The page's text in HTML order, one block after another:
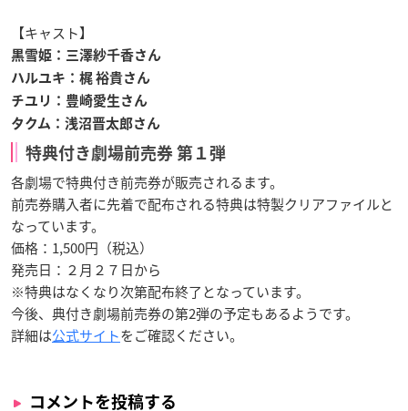
【キャスト】
黒雪姫：三澤紗千香さん
ハルユキ：梶 裕貴さん
チユリ：豊崎愛生さん
タクム：浅沼晋太郎さん
特典付き劇場前売券 第１弾
各劇場で特典付き前売券が販売されるます。
前売券購入者に先着で配布される特典は特製クリアファイルと
なっています。
価格：1,500円（税込）
発売日： ２月２７日から
※特典はなくなり次第配布終了となっています。
今後、典付き劇場前売券の第2弾の予定もあるようです。
詳細は公式サイトをご確認ください。
コメントを投稿する